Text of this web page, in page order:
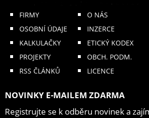
FIRMY
OSOBNÍ ÚDAJE
KALKULAČKY
PROJEKTY
RSS ČLÁNKŮ
O NÁS
INZERCE
ETICKÝ KODEX
OBCH. PODM.
LICENCE
NOVINKY E-MAILEM ZDARMA
Registrujte se k odběru novinek a